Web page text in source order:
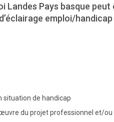
Landes Pays basque
emploi/handicap
situation de handicap
du projet professionnel et/